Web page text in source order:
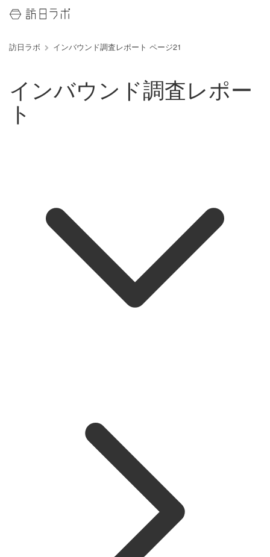
訪日ラボ インバウンド調査レポート ページ21
インバウンド調査レポー
ト